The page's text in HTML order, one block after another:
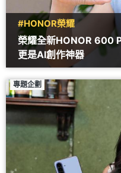
#HONOR榮耀
榮耀全新HONOR 600
更是AI創作神器
專題企劃